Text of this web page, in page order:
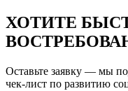
ХОТИТЕ
Оставьте заявку — мы
чек-лист по развитию